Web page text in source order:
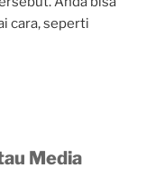
cara, seperti
Media